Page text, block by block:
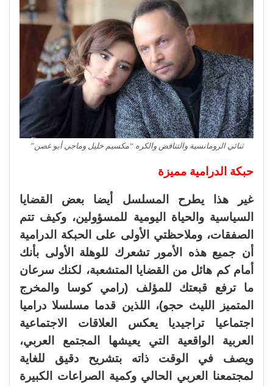
ثنائي الرومانسية والتناقض والكره “مكسيم خليل وماجي أبو غصن”
حبكة الدرامية مميزة
غير هذا يطرح المسلسل أيضا بعض القضايا
السياسية والحياة اليومية للمسؤولين، وكيف تتم
الصفقات، وملاحظتي الأولى على الحبكة الدرامية
أن جميع هذه الأمور تشعرك للوهلة الأولى بأنك
أمام كم هائل من القضايا المتشعبة، لكنك سرعان
ما ترفع قبعتك للمؤلف (رامي كوسا والمخرج
المتميز الليث حجو)، اللذين قدما مسلسلا دراميا
اجتماعيا تراجيديا يعكس العلاقات الاجتماعية
العربية الواقعية التي يعيشها المجتمع العربي،
ويصف في الوقت ذاته بتشريح دقيق للغاية
لمجتمعنا العربي الحالي وكمية الصراعات الكبيرة